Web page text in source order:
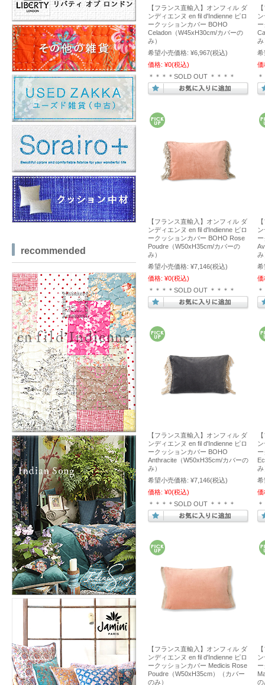
【フランス直輸入】オンフィル ダ
ンディエンヌ en fil d'Indienne ピロ
ークッションカバー BOHO
Celadon（W45xH30cm/カバーの
み）
希望小売価格: ¥6,967(税込)
価格: ¥0(税込)
＊＊＊＊SOLD OUT ＊＊＊＊
み
希
価
【フランス直輸入】オンフィル ダ
ンディエンヌ en fil d'Indienne ピロ
ークッションカバー BOHO Rose
Poudre（W50xH35cm/カバーの
み）
希望小売価格: ¥7,146(税込)
価格: ¥0(税込)
＊＊＊＊SOLD OUT ＊＊＊＊
み
希
価
【フランス直輸入】オンフィル ダ
ンディエンヌ en fil d'Indienne ピロ
ークッションカバー BOHO
Anthracite（W50xH35cm/カバーの
み）
希望小売価格: ¥7,146(税込)
価格: ¥0(税込)
＊＊＊＊SOLD OUT ＊＊＊＊
み
希
価
【フランス直輸入】オンフィル ダ
ンディエンヌ en fil d'Indienne ピロ
ークッションカバー Medicis Rose
Poudre（W50xH35cm）（カバー
のみ）
の
recommended